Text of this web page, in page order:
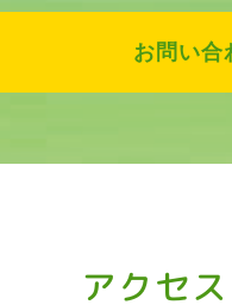
お問い合
アクセ